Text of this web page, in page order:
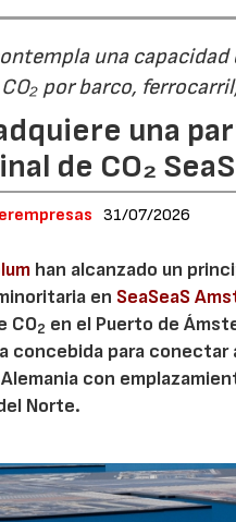
una capacidad
por barco,
una
de CO₂
31/07/2026
han alcanzado un
en SeaSeaS
CO2 en el Puerto de
concebida para conectar
Alemania con
Norte.